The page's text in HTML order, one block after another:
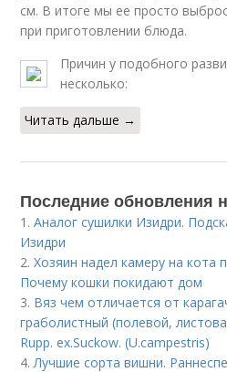
см. В итоге мы ее просто
при приготовлении блюда.
Причин у подобного
несколько:
Читать дальше →
Последние обновления
1.Аналог сушилки Изидри.
Изидри
2.Хозяин надел камеру на кота
Почему кошки покидают дом
3. Вяз чем отличается от
граболистный (полевой,
Rupp. ex.Suckow. (U.campestris)
4.Лучшие сорта вишни.